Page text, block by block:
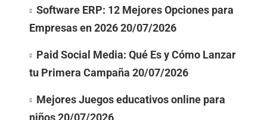
Software ERP: 12 Mejores Opciones para
Empresas en 202620/07/2026
Paid Social Media: Qué Es y Cómo Lanzar
tu Primera Campaña 20/07/2026
Mejores Juegos educativos online para
niños20/07/2026